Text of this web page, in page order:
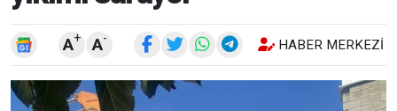
A+ A- HABER MERKEZI